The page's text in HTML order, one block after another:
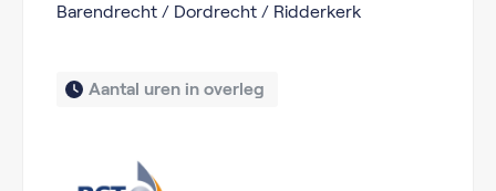
Barendrecht / Dordrecht / Ridderkerk
Aantal uren in overleg